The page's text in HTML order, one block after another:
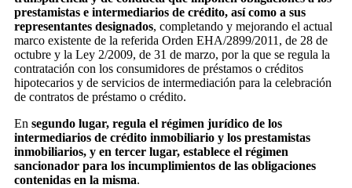
prestamistas e intermediarios de crédito, así como a sus
representantes designados, completando y mejorando el actual
marco existente de la referida Orden EHA/2899/2011, de 28 de
octubre y la Ley 2/2009, de 31 de marzo, por la que se regula la
contratación con los consumidores de préstamos o créditos
hipotecarios y de servicios de intermediación para la celebración
de contratos de préstamo o crédito.
En segundo lugar, regula el régimen jurídico de los
intermediarios de crédito inmobiliario y los prestamistas
inmobiliarios, y en tercer lugar, establece el régimen
sancionador para los incumplimientos de las obligaciones
contenidas en la misma.